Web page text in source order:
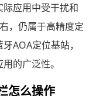
应用中受干扰和
，仍属于高精度定
AOA定位基站，
的广泛性。
怎么操作